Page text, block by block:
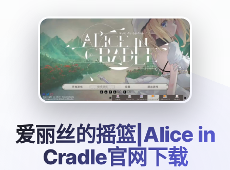
爱丽丝的摇篮|Alice in
Cradle官网下载